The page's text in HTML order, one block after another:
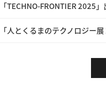
「TECHNO-FRONTIER 2025
「人とくるまのテクノロジー